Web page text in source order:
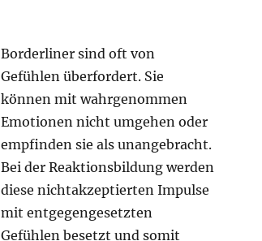
Borderliner sind oft von
Gefühlen überfordert. Sie
können mit wahrgenommen
Emotionen nicht umgehen oder
empfinden sie als unangebracht.
Bei der Reaktionsbildung werden
diese nichtakzeptierten Impulse
mit entgegengesetzten
Gefühlen besetzt und somit